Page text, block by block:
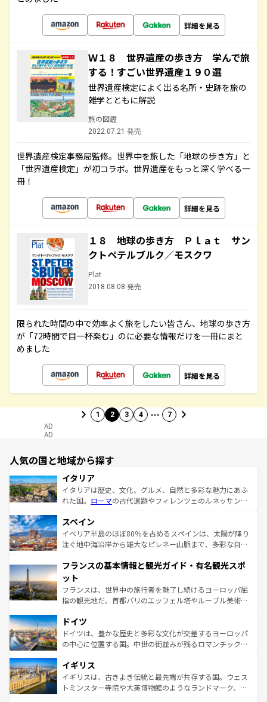
詳細を見る
Ｗ１８ 世界遺産の歩き方 学んで旅
する！すごい世界遺産１９０選
世界遺産検定によく出る名所・史跡を旅の
雑学とともに解説
旅の図鑑
2022.07.21 発売
世界遺産検定事務局監修。世界中を旅した「地球の歩き方」と
「世界遺産検定」が初コラボ。世界遺産をもっと深く学べる一
冊！
詳細を見る
１８ 地球の歩き方 Ｐｌａｔ サン
クトペテルブルク／モスクワ
Plat
2018.08.08 発売
限られた時間の中で効率よく旅をしたい皆さん、地球の歩き方
が「72時間で目一杯楽む」のに必要な情報だけを一冊にまと
めました
詳細を見る
1 2 3 4 … 7
AD
AD
人気の国と地域から探す
イタリア
イタリアは歴史、文化、グルメ、自然と多彩な魅力にあふ
れた国。 ローマの古代遺跡やフィレンツェのルネッサンス
ろん、トスカーナの美しい田園風景やアマルフィ海岸の絶
景など、自然景観も見逃せない。観光の合間には、本場の
ピザやパスタなど、絶品のイタリア料理を堪能することも
ませてくれるイタリアで、忘れられない旅をしてみよう！
なお、新着のイタリア情報は
しい。
スペイン
イベリア半島のほぼ80％を占めるスペインは、太陽が降り
注ぐ地中海沿岸から雄大なピレネー山脈まで、多彩な自然
文化が根付くこの国では、情熱的なフラメンコ、熱気あふ
れる闘牛、そして美味しいタパスが生活の一部となってい
る。首都マドリードの洗練された雰囲気や、バルセロナの
アートに溢れた街角から、地方では古代ローマ遺跡や中世
せる。地方によって風土や気候が異なるスペインはその個
性で訪れる人を魅了する。 なお、新着のスペイン情報は コ
ンテンツ一覧を参照してほしい。
フランスの基本情報と観光ガイド・有名観光スポ
ット
フランスは、世界中の旅行者を魅了し続けるヨーロッパ屈
指の観光地だ。首都パリのエッフェル塔やルーブル美術館
で、幅広い魅力が詰まっている。華麗な宮殿、歴史的な大
聖堂、美しいビーチ、そして豊かな自然が、訪れる者を心
から魅了する。また、フランスは美食の国としても知ら
いる。シャンパンの発祥地であるランス、プロヴァンスの
香り高いラベンダー畑など、多彩な楽しみ方が可能だ。さ
らに、パリ以外の地域にも魅力が溢れており、どの街角に
ドイツ
ドイツは、豊かな歴史と多彩な文化が交差するヨーロッパ
の中心に位置する国。中世の街並みが残るロマンチック街
顔を持つこの国は、どこを歩いても飽きることがない。ベ
ルリンの文化的活気、バイエルン州のアルプスの絶景、そ
してライン川沿いのワイン畑といった風景は必見。ビール
イギリス
イギリスは、古きよき伝統と最先端が共存する国。ウェス
トミンスター寺院や大英博物館のようなランドマーク、歴